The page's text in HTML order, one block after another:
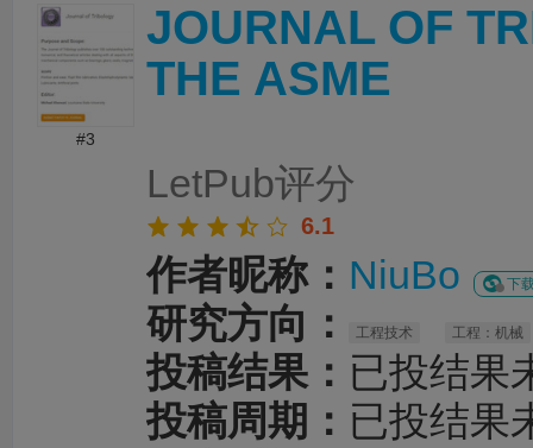
时，编辑对英文语法、专业术语和句式表达进
改，有效提升了论文的规范性、准确性和可读
务过程沟通顺畅、反馈及时，修改建议专业
性，为论文顺利投稿和发表提供了重要帮助。
#3
JOURNAL OF
THE ASME
LetPub评分
6.1
作者昵称： NiuBo 下
研究方向： 工程技术 工程：机械
投稿结果： 已投结果
投稿周期： 已投结果